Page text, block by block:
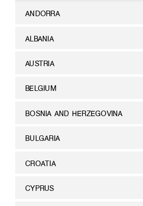
ANDORRA
ALBANIA
AUSTRIA
BELGIUM
BOSNIA AND HERZEGOVINA
BULGARIA
CROATIA
CYPRUS